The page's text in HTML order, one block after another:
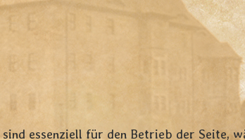
essenziell für den Betrieb der Seite,